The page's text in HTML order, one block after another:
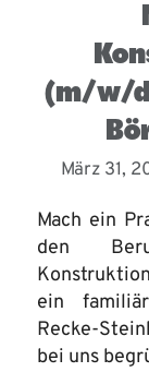
(m/w/
März 31,
Mach ein
den
ein
Recke-
bei uns